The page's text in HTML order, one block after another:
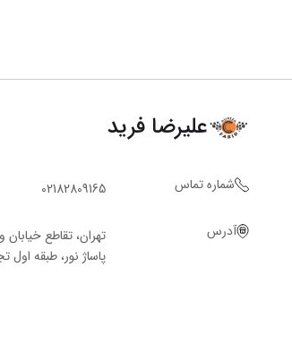
علیرضا فرید
شماره تماس 02182809165
آدرس
تهران، تقاطع خیابان
پاساژ نور، طبقه اول